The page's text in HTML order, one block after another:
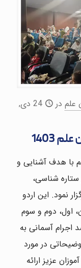
علم در
24 دی,
1403
علم با هدف آشنایی و
شناسی،
نمود. این اردو
اول، دوم و سوم
اجرام آسمانی به
در مورد
عزیز ارائه